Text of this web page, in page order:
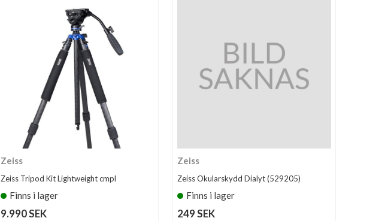
Zeiss
Zeiss Tripod Kit Lightweight cmpl
Finns i lager
9.990 SEK
Zeiss
Zeiss Okularskydd Dialyt (529205)
Finns i lager
249 SEK